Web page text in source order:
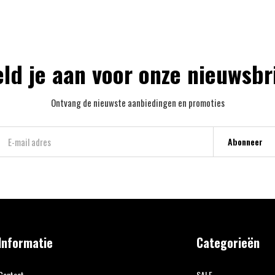
je aan voor onze
Ontvang de nieuwste aanbiedingen en promoties
Abonneer
Categorieën